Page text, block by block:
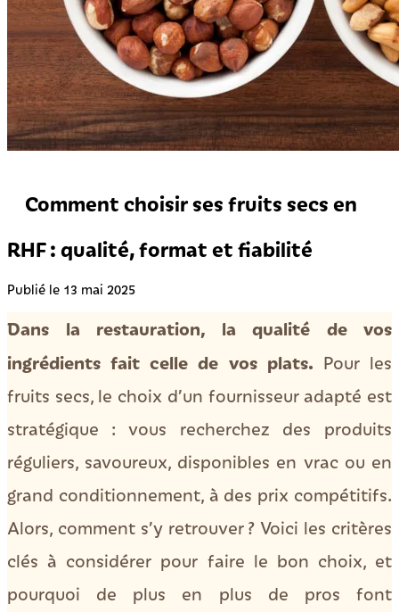
Comment choisir ses fruits secs en
RHF : qualité, format et fiabilité
Publié le 13 mai 2025
Dans la restauration, la qualité de vos
ingrédients fait celle de vos plats. Pour les
fruits secs, le choix d’un fournisseur adapté est
stratégique : vous recherchez des produits
réguliers, savoureux, disponibles en vrac ou en
grand conditionnement, à des prix compétitifs.
Alors, comment s’y retrouver ? Voici les critères
clés à considérer pour faire le bon choix, et
pourquoi de plus en plus de pros font